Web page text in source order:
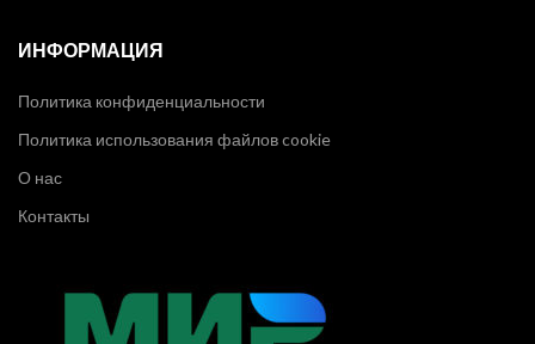
ИНФОРМАЦИЯ
Политика конфиденциальности
Политика использования файлов cookie
О нас
Контакты